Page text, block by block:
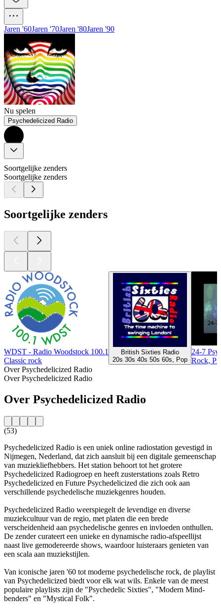
Jaren '60Jaren '70Jaren '80Jaren '90
Nu spelen
Psychedelicized Radio
Soortgelijke zenders
Soortgelijke zenders
Soortgelijke zenders
WDST - Radio Woodstock 100.1
Classic rock
British Sixties Radio
20s 30s 40s 50s 60s, Pop
24-7
Rock,
Over Psychedelicized Radio
Over Psychedelicized Radio
Over Psychedelicized Radio
(53)
Psychedelicized Radio is een uniek online radiostation gevestigd in
Nijmegen, Nederland, dat zich aansluit bij een digitale gemeenschap
van muziekliefhebbers. Het station behoort tot het grotere
Psychedelicized Radiogroep en heeft zusterstations zoals Retro
Psychedelicized en Future Psychedelicized die zich ook aan
verschillende psychedelische muziekgenres houden.
Psychedelicized Radio weerspiegelt de levendige en diverse
muziekcultuur van de regio, met platen die een brede
verscheidenheid aan psychedelische genres en invloeden onthullen.
De zender curateert een unieke en dynamische radio-afspeellijst
naast live gemodereerde shows, waardoor luisteraars genieten van
een scala aan muziekstijlen.
Van iconische jaren '60 tot moderne psychedelische rock, de playlist
van Psychedelicized biedt voor elk wat wils. Enkele van de meest
populaire playlists zijn de "Psychedelic Sixties", "Modern Mind-
benders" en "Mystical Folk".